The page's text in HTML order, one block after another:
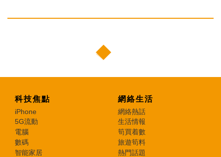
科技焦點
iPhone
5G流動
電腦
數碼
智能家居
網絡生活
網絡熱話
生活情報
筍買着數
旅遊筍料
熱門話題